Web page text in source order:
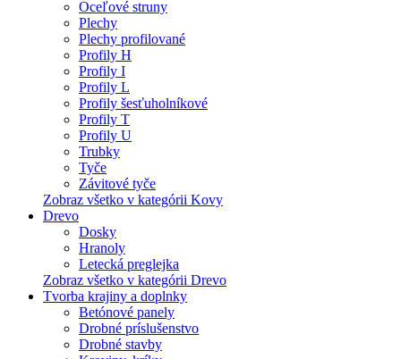
Oceľové struny
Plechy
Plechy profilované
Profily H
Profily I
Profily L
Profily šesťuholníkové
Profily T
Profily U
Trubky
Tyče
Závitové tyče
Zobraz všetko v kategórii Kovy
Drevo
Dosky
Hranoly
Letecká preglejka
Zobraz všetko v kategórii Drevo
Tvorba krajiny a doplnky
Betónové panely
Drobné príslušenstvo
Drobné stavby